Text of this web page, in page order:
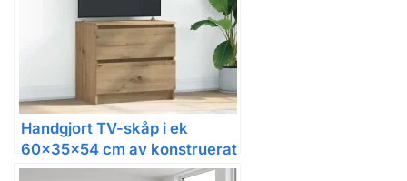
Handgjort TV-skåp i ek
60x35x54 cm av konstruerat
trä